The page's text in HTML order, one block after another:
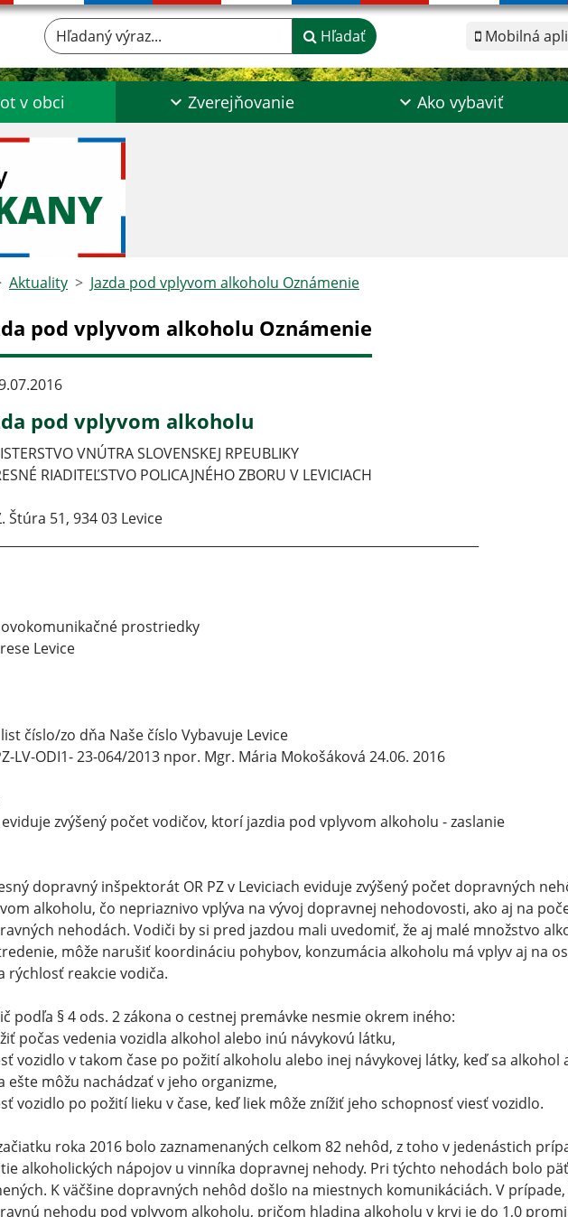
Mobilná
Hľadaný výraz... Hľadať
v obci Zverejňovanie Ako vybaviť
Aktuality Jazda pod vplyvom alkoholu Oznámenie
pod vplyvom alkoholu Oznámenie
pod vplyvom alkoholu
VNÚTRA SLOVENSKEJ RPEUBLIKY
RIADITEĽSTVO POLICAJNÉHO ZBORU V LEVICIACH
Štúra 51, 934 03 Levice
prostriedky
Levice
číslo/zo dňa Naše číslo Vybavuje Levice
LV-ODI1- 23-064/2013 npor. Mgr. Mária Mokošáková 24.06. 2016
eviduje zvýšený počet vodičov, ktorí jazdia pod vplyvom alkoholu - zaslanie
dopravný inšpektorát OR PZ v Leviciach eviduje zvýšený počet dopravných
alkoholu, čo nepriaznivo vplýva na vývoj dopravnej nehodovosti, ako aj na
nehodách. Vodiči by si pred jazdou mali uvedomiť, že aj malé množstvo
môže narušiť koordináciu pohybov, konzumácia alkoholu má vplyv aj na
rýchlosť reakcie vodiča.
podľa § 4 ods. 2 zákona o cestnej premávke nesmie okrem iného:
počas vedenia vozidla alkohol alebo inú návykovú látku,
vozidlo v takom čase po požití alkoholu alebo inej návykovej látky, keď sa alkohol
ešte môžu nachádzať v jeho organizme,
vozidlo po požití lieku v čase, keď liek môže znížiť jeho schopnosť viesť vozidlo.
roka 2016 bolo zaznamenaných celkom 82 nehôd, z toho v jedenástich
alkoholických nápojov u vinníka dopravnej nehody. Pri týchto nehodách bolo
K väčšine dopravných nehôd došlo na miestnych komunikáciách. V
nehodu pod vplyvom alkoholu, pričom hladina alkoholu v krvi je do 1,0